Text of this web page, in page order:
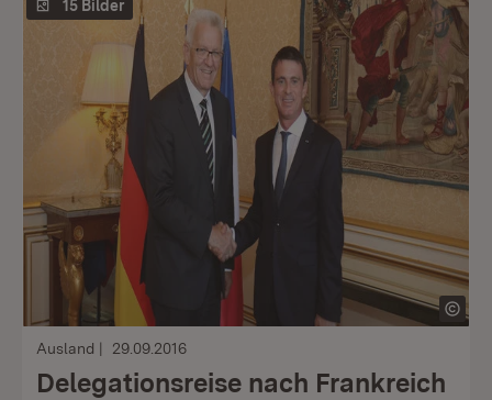
15 Bilder
Ausland 29.09.2016
Delegationsreise nach Frankreich